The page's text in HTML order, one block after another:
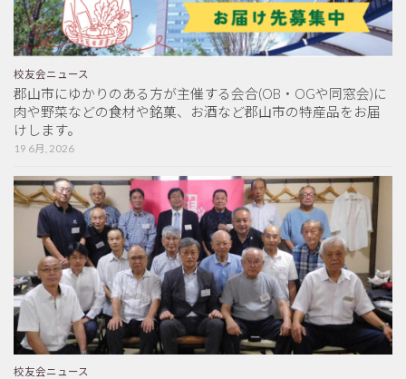
校友会ニュース
郡山市にゆかりのある方が主催する会合(OB・OGや同窓会)に
肉や野菜などの食材や銘菓、お酒など郡山市の特産品をお届
けします。
19 6月, 2026
校友会ニュース